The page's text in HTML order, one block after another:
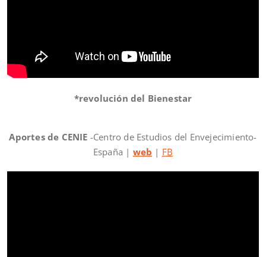
*revolución del Bienestar
Aportes de CENIE -Centro de Estudios del Envejecimiento-
España | web | FB